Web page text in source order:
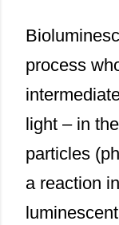
process
light – in
particles
a reaction